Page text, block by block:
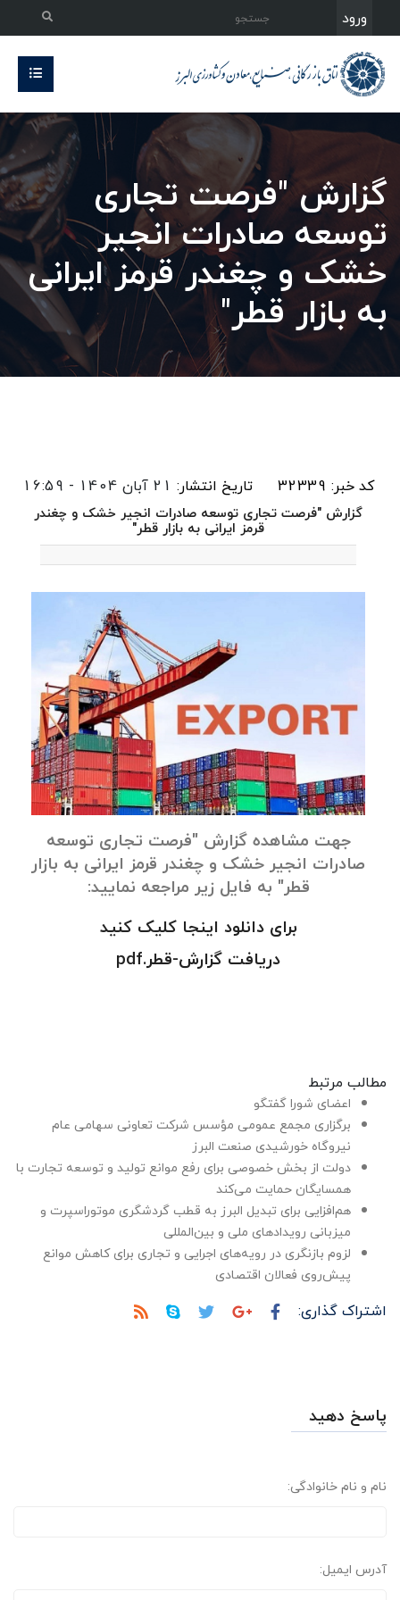
ورود
گزارش "فرصت تجاری
توسعه صادرات انجیر
خشک و چغندر قرمز ایرانی
به بازار قطر"
کد خبر: 32339 تاریخ انتشار: 21 آبان 1404 - 16:59
گزارش "فرصت تجاری توسعه صادرات انجیر خشک و چغندر
قرمز ایرانی به بازار قطر"
جهت مشاهده گزارش "فرصت تجاری توسعه
صادرات انجیر خشک و چغندر قرمز ایرانی به بازار
قطر" به فایل زیر مراجعه نمایید:
برای دانلود اینجا کلیک کنید
دریافت گزارش-قطر.pdf
مطالب مرتبط
اعضای شورا گفتگو
برگزاری مجمع عمومی مؤسس شرکت تعاونی سهامی عام
نیروگاه خورشیدی صنعت البرز
دولت از بخش خصوصی برای رفع موانع تولید و توسعه تجارت با
همسایگان حمایت می‌کند
هم‌افزایی برای تبدیل البرز به قطب گردشگری موتوراسپرت و
میزبانی رویدادهای ملی و بین‌المللی
لزوم بازنگری در رویه‌های اجرایی و تجاری برای کاهش موانع
پیش‌روی فعالان اقتصادی
اشتراک گذاری:
پاسخ دهید
نام و نام خانوادگی:
آدرس ایمیل: